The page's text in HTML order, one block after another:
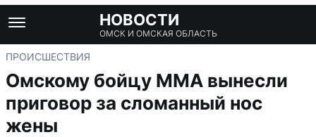
НОВОСТИ
ОМСК И ОМСКАЯ ОБЛАСТЬ
ПРОИСШЕСТВИЯ
Омскому бойцу ММА вынесли
приговор за сломанный нос
жены